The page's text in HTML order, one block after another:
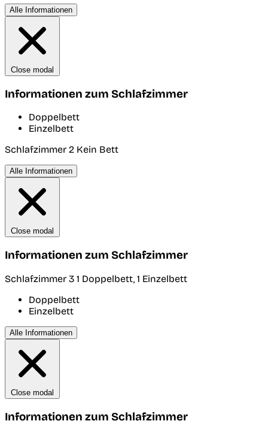
Alle Informationen
Close modal
Informationen zum Schlafzimmer
Doppelbett
Einzelbett
Schlafzimmer 2 Kein Bett
Alle Informationen
Close modal
Informationen zum Schlafzimmer
Schlafzimmer 3 1 Doppelbett, 1 Einzelbett
Doppelbett
Einzelbett
Alle Informationen
Close modal
Informationen zum Schlafzimmer